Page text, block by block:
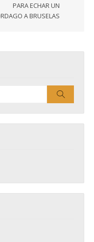
PARA ECHAR UN
A BRUSELAS